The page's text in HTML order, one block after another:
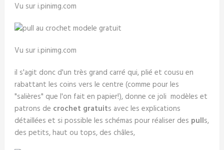
Vu sur i.pinimg.com
Vu sur i.pinimg.com
il s'agit donc d'un très grand carré qui, plié et cousu en
rabattant les coins vers le centre (comme pour les
"salières" que l'on fait en papier!), donne ce joli modèles et
patrons de crochet gratuits avec les explications
détaillées et si possible les schémas pour réaliser des pulls,
des petits, haut ou tops, des châles,